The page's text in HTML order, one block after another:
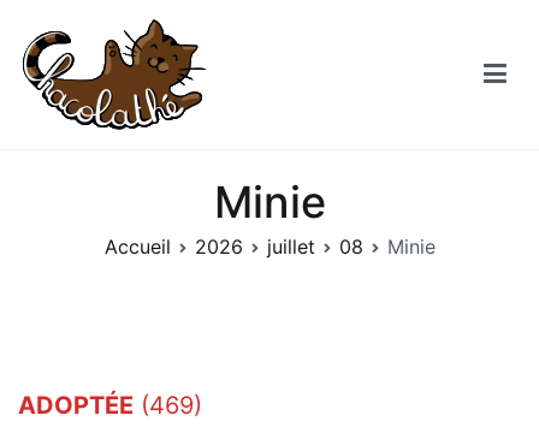
contenu
Minie
Accueil 2026 juillet 08 Minie
ADOPTÉE (469)